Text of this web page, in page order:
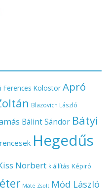
Ferences Kolostor Apró
Blazovich László
Bálint Sándor Bátyi
Hegedűs
Norbert kiállítás Képiró
Máté Zsolt Mód László